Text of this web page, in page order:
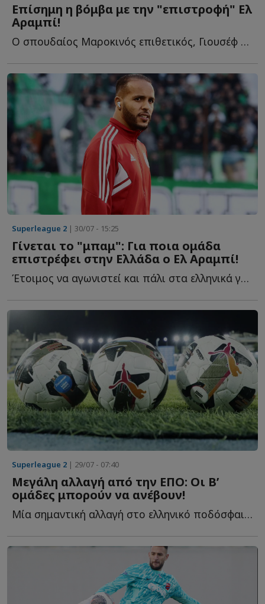
Επίσημη η βόμβα με την "επιστροφή" Ελ
Αραμπί!
Ο σπουδαίος Μαροκινός επιθετικός, Γιουσέφ Ελ Αραμπί, ε...
Superleague 2 | 30/07 - 15:25
Γίνεται το "μπαμ": Για ποια ομάδα
επιστρέφει στην Ελλάδα ο Ελ Αραμπί!
Έτοιμος να αγωνιστεί και πάλι στα ελληνικά γήπεδα ο...
Superleague 2 | 29/07 - 07:40
Μεγάλη αλλαγή από την ΕΠΟ: Οι Β’
ομάδες μπορούν να ανέβουν!
Μία σημαντική αλλαγή στο ελληνικό ποδόσφαιρο φέρνει η...